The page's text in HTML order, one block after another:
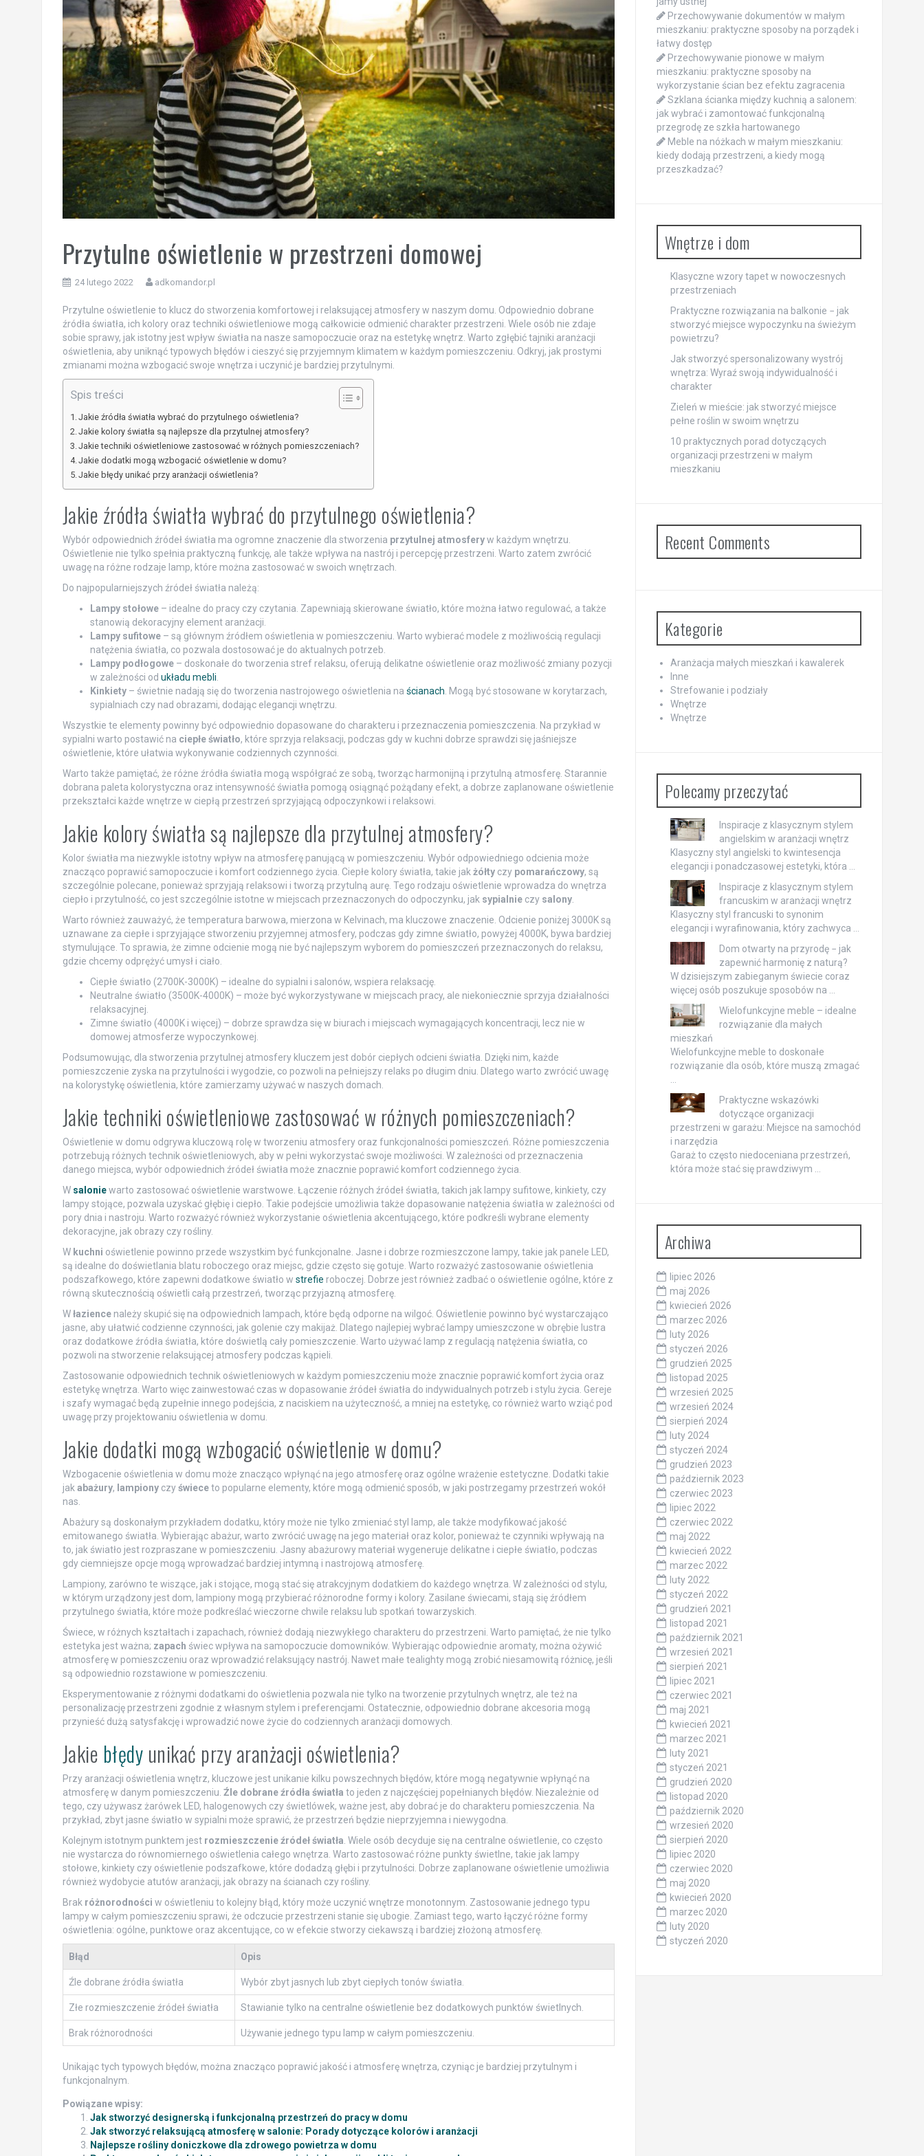
Przytulne oświetlenie w przestrzeni domowej
24 lutego 2022 adkomandor.pl
Przytulne oświetlenie to klucz do stworzenia komfortowej i relaksującej atmosfery w naszym domu. Odpowiednio dobrane
źródła światła, ich kolory oraz techniki oświetleniowe mogą całkowicie odmienić charakter przestrzeni. Wiele osób nie zdaje
sobie sprawy, jak istotny jest wpływ światła na nasze samopoczucie oraz na estetykę wnętrz. Warto zgłębić tajniki aranżacji
oświetlenia, aby uniknąć typowych błędów i cieszyć się przyjemnym klimatem w każdym pomieszczeniu. Odkryj, jak prostymi
zmianami można wzbogacić swoje wnętrza i uczynić je bardziej przytulnymi.
Spis treści
Jakie źródła światła wybrać do przytulnego oświetlenia?
Jakie kolory światła są najlepsze dla przytulnej atmosfery?
Jakie techniki oświetleniowe zastosować w różnych pomieszczeniach?
Jakie dodatki mogą wzbogacić oświetlenie w domu?
Jakie błędy unikać przy aranżacji oświetlenia?
Jakie źródła światła wybrać do przytulnego oświetlenia?
Wybór odpowiednich źródeł światła ma ogromne znaczenie dla stworzenia przytulnej atmosferyw każdym wnętrzu.
Oświetlenie nie tylko spełnia praktyczną funkcję, ale także wpływa na nastrój i percepcję przestrzeni. Warto zatem zwrócić
uwagę na różne rodzaje lamp, które można zastosować w swoich wnętrzach.
Do najpopularniejszych źródeł światła należą:
Lampy stołowe– idealne do pracy czy czytania. Zapewniają skierowane światło, które można łatwo regulować, a także
stanowią dekoracyjny element aranżacji.
Lampy sufitowe– są głównym źródłem oświetlenia w pomieszczeniu. Warto wybierać modele z możliwością regulacji
natężenia światła, co pozwala dostosować je do aktualnych potrzeb.
Lampy podłogowe– doskonałe do tworzenia stref relaksu, oferują delikatne oświetlenie oraz możliwość zmiany pozycji
w zależności od układu mebli
Kinkiety– świetnie nadają się do tworzenia nastrojowego oświetlenia na ścianach . Mogą być stosowane w korytarzach,
sypialniach czy nad obrazami, dodając elegancji wnętrzu.
Wszystkie te elementy powinny być odpowiednio dopasowane do charakteru i przeznaczenia pomieszczenia. Na przykład w
sypialni warto postawić na ciepłe światło, które sprzyja relaksacji, podczas gdy w kuchni dobrze sprawdzi się jaśniejsze
oświetlenie, które ułatwia wykonywanie codziennych czynności.
Warto także pamiętać, że różne źródła światła mogą współgrać ze sobą, tworząc harmonijną i przytulną atmosferę. Starannie
dobrana paleta kolorystyczna oraz intensywność światła pomogą osiągnąć pożądany efekt, a dobrze zaplanowane oświetlenie
przekształci każde wnętrze w ciepłą przestrzeń sprzyjającą odpoczynkowi i relaksowi.
Jakie kolory światła są najlepsze dla przytulnej atmosfery?
Kolor światła ma niezwykle istotny wpływ na atmosferę panującą w pomieszczeniu. Wybór odpowiedniego odcienia może
znacząco poprawić samopoczucie i komfort codziennego życia. Ciepłe kolory światła, takie jak żółtyczy pomarańczowy, są
szczególnie polecane, ponieważ sprzyjają relaksowi i tworzą przytulną aurę. Tego rodzaju oświetlenie wprowadza do wnętrza
ciepło i przytulność, co jest szczególnie istotne w miejscach przeznaczonych do odpoczynku, jak sypialnieczy salony.
Warto również zauważyć, że temperatura barwowa, mierzona w Kelvinach, ma kluczowe znaczenie. Odcienie poniżej 3000K są
uznawane za ciepłe i sprzyjające stworzeniu przyjemnej atmosfery, podczas gdy zimne światło, powyżej 4000K, bywa bardziej
stymulujące. To sprawia, że zimne odcienie mogą nie być najlepszym wyborem do pomieszczeń przeznaczonych do relaksu,
gdzie chcemy odprężyć umysł i ciało.
Ciepłe światło (2700K-3000K) – idealne do sypialni i salonów, wspiera relaksację.
Neutralne światło (3500K-4000K) – może być wykorzystywane w miejscach pracy, ale niekoniecznie sprzyja działalności
relaksacyjnej.
Zimne światło (4000K i więcej) – dobrze sprawdza się w biurach i miejscach wymagających koncentracji, lecz nie w
domowej atmosferze wypoczynkowej.
Podsumowując, dla stworzenia przytulnej atmosfery kluczem jest dobór ciepłych odcieni światła. Dzięki nim, każde
pomieszczenie zyska na przytulności i wygodzie, co pozwoli na pełniejszy relaks po długim dniu. Dlatego warto zwrócić uwagę
na kolorystykę oświetlenia, które zamierzamy używać w naszych domach.
Jakie techniki oświetleniowe zastosować w różnych pomieszczeniach?
Oświetlenie w domu odgrywa kluczową rolę w tworzeniu atmosfery oraz funkcjonalności pomieszczeń. Różne pomieszczenia
potrzebują różnych technik oświetleniowych, aby w pełni wykorzystać swoje możliwości. W zależności od przeznaczenia
danego miejsca, wybór odpowiednich źródeł światła może znacznie poprawić komfort codziennego życia.
W saloniewarto zastosować oświetlenie warstwowe. Łączenie różnych źródeł światła, takich jak lampy sufitowe, kinkiety, czy
lampy stojące, pozwala uzyskać głębię i ciepło. Takie podejście umożliwia także dopasowanie natężenia światła w zależności od
pory dnia i nastroju. Warto rozważyć również wykorzystanie oświetlenia akcentującego, które podkreśli wybrane elementy
dekoracyjne, jak obrazy czy rośliny.
W kuchni oświetlenie powinno przede wszystkim być funkcjonalne. Jasne i dobrze rozmieszczone lampy, takie jak panele LED,
są idealne do doświetlania blatu roboczego oraz miejsc, gdzie często się gotuje. Warto rozważyć zastosowanie oświetlenia
podszafkowego, które zapewni dodatkowe światło w strefie roboczej. Dobrze jest również zadbać o oświetlenie ogólne, które z
równą skutecznością oświetli całą przestrzeń, tworząc przyjazną atmosferę.
Właziencenależy skupić się na odpowiednich lampach, które będą odporne na wilgoć. Oświetlenie powinno być wystarczająco
jasne, aby ułatwić codzienne czynności, jak golenie czy makijaż. Dlatego najlepiej wybrać lampy umieszczone w obrębie lustra
oraz dodatkowe źródła światła, które doświetlą cały pomieszczenie. Warto używać lamp z regulacją natężenia światła, co
pozwoli na stworzenie relaksującej atmosfery podczas kąpieli.
Zastosowanie odpowiednich technik oświetleniowych w każdym pomieszczeniu może znacznie poprawić komfort życia oraz
estetykę wnętrza. Warto więc zainwestować czas w dopasowanie źródeł światła do indywidualnych potrzeb i stylu życia. Gereje
i szafy wymagać będą zupełnie innego podejścia, z naciskiem na użyteczność, a mniej na estetykę, co również warto wziąć pod
uwagę przy projektowaniu oświetlenia w domu.
Jakie dodatki mogą wzbogacić oświetlenie w domu?
Wzbogacenie oświetlenia w domu może znacząco wpłynąć na jego atmosferę oraz ogólne wrażenie estetyczne. Dodatki takie
jak abażury, lampionyczyświeceto popularne elementy, które mogą odmienić sposób, w jaki postrzegamy przestrzeń wokół
nas.
Abażury są doskonałym przykładem dodatku, który może nie tylko zmieniać styl lamp, ale także modyfikować jakość
emitowanego światła. Wybierając abażur, warto zwrócić uwagę na jego materiał oraz kolor, ponieważ te czynniki wpływają na
to, jak światło jest rozpraszane w pomieszczeniu. Jasny abażurowy materiał wygeneruje delikatne i ciepłe światło, podczas
gdy ciemniejsze opcje mogą wprowadzać bardziej intymną i nastrojową atmosferę.
Lampiony, zarówno te wiszące, jak i stojące, mogą stać się atrakcyjnym dodatkiem do każdego wnętrza. W zależności od stylu,
w którym urządzony jest dom, lampiony mogą przybierać różnorodne formy i kolory. Zasilane świecami, stają się źródłem
przytulnego światła, które może podkreślać wieczorne chwile relaksu lub spotkań towarzyskich.
Świece, w różnych kształtach i zapachach, również dodają niezwykłego charakteru do przestrzeni. Warto pamiętać, że nie tylko
estetyka jest ważna; zapach świec wpływa na samopoczucie domowników. Wybierając odpowiednie aromaty, można ożywić
atmosferę w pomieszczeniu oraz wprowadzić relaksujący nastrój. Nawet małe tealighty mogą zrobić niesamowitą różnicę, jeśli
są odpowiednio rozstawione w pomieszczeniu.
Eksperymentowanie z różnymi dodatkami do oświetlenia pozwala nie tylko na tworzenie przytulnych wnętrz, ale też na
personalizację przestrzeni zgodnie z własnym stylem i preferencjami. Ostatecznie, odpowiednio dobrane akcesoria mogą
przynieść dużą satysfakcję i wprowadzić nowe życie do codziennych aranżacji domowych.
Jakie błędy unikać przy aranżacji oświetlenia?
Przy aranżacji oświetlenia wnętrz, kluczowe jest unikanie kilku powszechnych błędów, które mogą negatywnie wpłynąć na
atmosferę w danym pomieszczeniu. Źle dobrane źródła światła to jeden z najczęściej popełnianych błędów. Niezależnie od
tego, czy używasz żarówek LED, halogenowych czy świetlówek, ważne jest, aby dobrać je do charakteru pomieszczenia. Na
przykład, zbyt jasne światło w sypialni może sprawić, że przestrzeń będzie nieprzyjemna i niewygodna.
Kolejnym istotnym punktem jest rozmieszczenie źródeł światła . Wiele osób decyduje się na centralne oświetlenie, co często
nie wystarcza do równomiernego oświetlenia całego wnętrza. Warto zastosować różne punkty świetlne, takie jak lampy
stołowe, kinkiety czy oświetlenie podszafkowe, które dodadzą głębi i przytulności. Dobrze zaplanowane oświetlenie umożliwia
również wydobycie atutów aranżacji, jak obrazy na ścianach czy rośliny.
Brak różnorodności w oświetleniu to kolejny błąd, który może uczynić wnętrze monotonnym. Zastosowanie jednego typu
lampy w całym pomieszczeniu sprawi, że odczucie przestrzeni stanie się ubogie. Zamiast tego, warto łączyć różne formy
oświetlenia: ogólne, punktowe oraz akcentujące, co w efekcie stworzy ciekawszą i bardziej złożoną atmosferę.
Błąd Opis
Źle dobrane źródła światła Wybór zbyt jasnych lub zbyt ciepłych tonów światła.
Złe rozmieszczenie źródeł światła Stawianie tylko na centralne oświetlenie bez dodatkowych punktów świetlnych.
Brak różnorodności Używanie jednego typu lamp w całym pomieszczeniu.
Unikając tych typowych błędów, można znacząco poprawić jakość i atmosferę wnętrza, czyniąc je bardziej przytulnym i
funkcjonalnym.
Powiązane wpisy:
Jak stworzyć designerską i funkcjonalną przestrzeń do pracy w domu
Jak stworzyć relaksującą atmosferę w salonie: Porady dotyczące kolorów i aranżacji
Najlepsze rośliny doniczkowe dla zdrowego powietrza w domu
Przechowywanie dokumentów w małym
mieszkaniu: praktyczne sposoby na porządek i
łatwy dostęp
Przechowywanie pionowe w małym
mieszkaniu: praktyczne sposoby na
wykorzystanie ścian bez efektu zagracenia
Szklana ścianka między kuchnią a salonem:
jak wybrać i zamontować funkcjonalną
przegrodę ze szkła hartowanego
Meble na nóżkach w małym mieszkaniu:
kiedy dodają przestrzeni, a kiedy mogą
przeszkadzać?
Wnętrze i dom
Klasyczne wzory tapet w nowoczesnych
przestrzeniach
Praktyczne rozwiązania na balkonie − jak
stworzyć miejsce wypoczynku na świeżym
powietrzu?
Jak stworzyć spersonalizowany wystrój
wnętrza: Wyraź swoją indywidualność i
charakter
Zieleń w mieście: jak stworzyć miejsce
pełne roślin w swoim wnętrzu
10 praktycznych porad dotyczących
organizacji przestrzeni w małym
mieszkaniu
Recent Comments
Kategorie
Aranżacja małych mieszkań i kawalerek
Inne
Strefowanie i podziały
Wnętrze
Wnętrze
Polecamy przeczytać
Inspiracje z klasycznym stylem
angielskim w aranżacji wnętrz
Klasyczny styl angielski to kwintesencja
elegancji i ponadczasowej estetyki, która …
Inspiracje z klasycznym stylem
francuskim w aranżacji wnętrz
Klasyczny styl francuski to synonim
elegancji i wyrafinowania, który zachwyca …
Dom otwarty na przyrodę − jak
zapewnić harmonię z naturą?
W dzisiejszym zabieganym świecie coraz
więcej osób poszukuje sposobów na …
Wielofunkcyjne meble – idealne
rozwiązanie dla małych
mieszkań
Wielofunkcyjne meble to doskonałe
rozwiązanie dla osób, które muszą zmagać
Praktyczne wskazówki
dotyczące organizacji
przestrzeni w garażu: Miejsce na samochód
i narzędzia
Garaż to często niedoceniana przestrzeń,
która może stać się prawdziwym …
Archiwa
lipiec 2026
maj 2026
kwiecień 2026
marzec 2026
luty 2026
styczeń 2026
grudzień 2025
listopad 2025
wrzesień 2025
wrzesień 2024
sierpień 2024
luty 2024
styczeń 2024
grudzień 2023
październik 2023
czerwiec 2023
lipiec 2022
czerwiec 2022
maj 2022
kwiecień 2022
marzec 2022
luty 2022
styczeń 2022
grudzień 2021
listopad 2021
październik 2021
wrzesień 2021
sierpień 2021
lipiec 2021
czerwiec 2021
maj 2021
kwiecień 2021
marzec 2021
luty 2021
styczeń 2021
grudzień 2020
listopad 2020
październik 2020
wrzesień 2020
sierpień 2020
lipiec 2020
czerwiec 2020
maj 2020
kwiecień 2020
marzec 2020
luty 2020
styczeń 2020